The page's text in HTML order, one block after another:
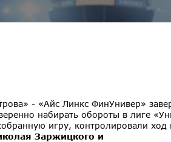
- «Айс Линкс ФинУнивер»
набирать обороты в лиге
игру, контролировали
Заржицкого и